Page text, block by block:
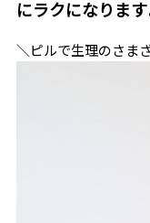
にラクになります
＼ピルで生理のさま